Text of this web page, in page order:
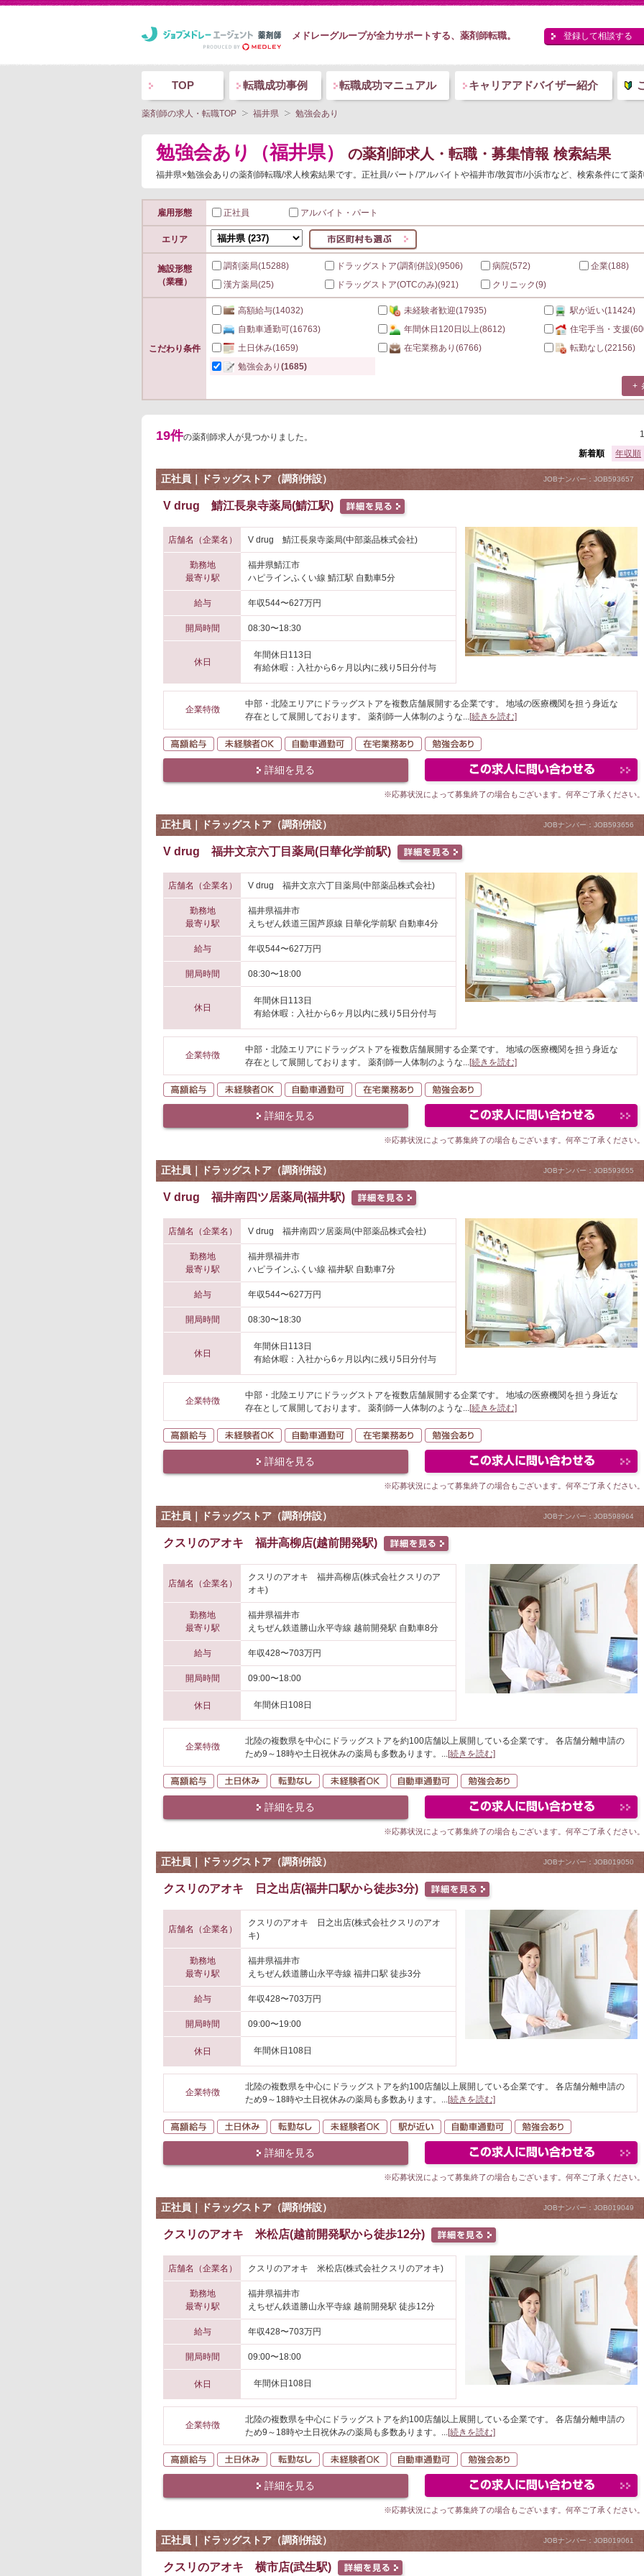
メドレーグループが全力サポートする、薬剤師転職。 登録して相談する
TOP 転職成功事例 転職成功マニュアル キャリアアドバイザー紹介
薬剤師の求人・転職TOP 福井県 勉強会あり
勉強会あり（福井県） の薬剤師求人・転職・募集情報 検索結果
福井県×勉強会ありの薬剤師転職/求人検索結果です。正社員/パート/アルバイトや福井市/敦賀市/小浜市など、検索条件にて薬
雇用形態 正社員 アルバイト・パート
エリア
施設形態
（業種）
調剤薬局(15288) ドラッグストア(調剤併設)(9506) 病院(572) 企業(188)
漢方薬局(25) ドラッグストア(OTCのみ)(921) クリニック(9)
こだわり条件
高額給与(14032) 未経験者歓迎(17935) 駅が近い(11424)
自動車通勤可(16763) 年間休日120日以上(8612) 住宅手当・支援
土日休み(1659) 在宅業務あり (6766) 転勤なし(22156)
勉強会あり (1685)
19件の薬剤師求人が見つかりました。
1
年収順
新着順
正社員｜ドラッグストア（調剤併設） JOBナンバー：JOB593657
V drug 鯖江長泉寺薬局(鯖江駅)
店舗名（企業名） V drug 鯖江長泉寺薬局(中部薬品株式会社)
勤務地
最寄り駅
福井県鯖江市
ハピラインふくい線 鯖江駅 自動車5分
給与 年収544〜627万円
開局時間 08:30〜18:30
休日
年間休日113日
有給休暇：入社から6ヶ月以内に残り5日分付与
企業特徴
中部・北陸エリアにドラッグストアを複数店舗展開する企業です。 地域の医療機関を担う身近な
存在として展開しております。 薬剤師一人体制のような...[続きを読む]
高額給与 未経験者OK 自動車通勤可 在宅業務あり
詳細を見る
※応募状況によって募集終了の場合もございます。何卒ご了承ください。
正社員｜ドラッグストア（調剤併設） JOBナンバー：JOB593656
V drug 福井文京六丁目薬局(日華化学前駅)
店舗名（企業名） V drug 福井文京六丁目薬局(中部薬品株式会社)
勤務地
最寄り駅
福井県福井市
えちぜん鉄道三国芦原線 日華化学前駅 自動車4分
給与 年収544〜627万円
開局時間 08:30〜18:00
休日
年間休日113日
有給休暇：入社から6ヶ月以内に残り5日分付与
企業特徴
中部・北陸エリアにドラッグストアを複数店舗展開する企業です。 地域の医療機関を担う身近な
存在として展開しております。 薬剤師一人体制のような...[続きを読む]
高額給与 未経験者OK 自動車通勤可 在宅業務あり
詳細を見る
※応募状況によって募集終了の場合もございます。何卒ご了承ください。
正社員｜ドラッグストア（調剤併設） JOBナンバー：JOB593655
V drug 福井南四ツ居薬局(福井駅)
店舗名（企業名） V drug 福井南四ツ居薬局(中部薬品株式会社)
勤務地
最寄り駅
福井県福井市
ハピラインふくい線 福井駅 自動車7分
給与 年収544〜627万円
開局時間 08:30〜18:30
休日
年間休日113日
有給休暇：入社から6ヶ月以内に残り5日分付与
企業特徴
中部・北陸エリアにドラッグストアを複数店舗展開する企業です。 地域の医療機関を担う身近な
存在として展開しております。 薬剤師一人体制のような...[続きを読む]
高額給与 未経験者OK 自動車通勤可 在宅業務あり
詳細を見る
※応募状況によって募集終了の場合もございます。何卒ご了承ください。
正社員｜ドラッグストア（調剤併設） JOBナンバー：JOB598964
クスリのアオキ 福井高柳店(越前開発駅)
店舗名（企業名）
クスリのアオキ 福井高柳店(株式会社クスリのア
オキ)
勤務地
最寄り駅
福井県福井市
えちぜん鉄道勝山永平寺線 越前開発駅 自動車8分
給与 年収428〜703万円
開局時間 09:00〜18:00
休日 年間休日108日
企業特徴
北陸の複数県を中心にドラッグストアを約100店舗以上展開している企業です。 各店舗分離申請の
ため9～18時や土日祝休みの薬局も多数あります。 ...[続きを読む]
高額給与 土日休み 転勤なし 未経験者OK 自動車通勤可
詳細を見る
※応募状況によって募集終了の場合もございます。何卒ご了承ください。
正社員｜ドラッグストア（調剤併設） JOBナンバー：JOB019050
クスリのアオキ 日之出店(福井口駅から徒歩3分)
店舗名（企業名）
クスリのアオキ 日之出店(株式会社クスリのアオ
キ)
勤務地
最寄り駅
福井県福井市
えちぜん鉄道勝山永平寺線 福井口駅 徒歩3分
給与 年収428〜703万円
開局時間 09:00〜19:00
休日 年間休日108日
企業特徴
北陸の複数県を中心にドラッグストアを約100店舗以上展開している企業です。 各店舗分離申請の
ため9～18時や土日祝休みの薬局も多数あります。 ...[続きを読む]
高額給与 土日休み 転勤なし 未経験者OK 駅が近い 自動車通勤可
詳細を見る
※応募状況によって募集終了の場合もございます。何卒ご了承ください。
正社員｜ドラッグストア（調剤併設） JOBナンバー：JOB019049
クスリのアオキ 米松店(越前開発駅から徒歩12分)
店舗名（企業名） クスリのアオキ 米松店(株式会社クスリのアオキ)
勤務地
最寄り駅
福井県福井市
えちぜん鉄道勝山永平寺線 越前開発駅 徒歩12分
給与 年収428〜703万円
開局時間 09:00〜18:00
休日 年間休日108日
企業特徴
北陸の複数県を中心にドラッグストアを約100店舗以上展開している企業です。 各店舗分離申請の
ため9～18時や土日祝休みの薬局も多数あります。 ...[続きを読む]
高額給与 土日休み 転勤なし 未経験者OK 自動車通勤可
詳細を見る
※応募状況によって募集終了の場合もございます。何卒ご了承ください。
正社員｜ドラッグストア（調剤併設） JOBナンバー：JOB019061
クスリのアオキ 横市店(武生駅)